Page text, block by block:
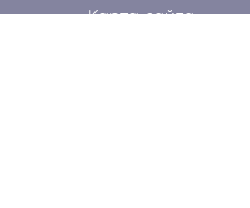
Карта сайта